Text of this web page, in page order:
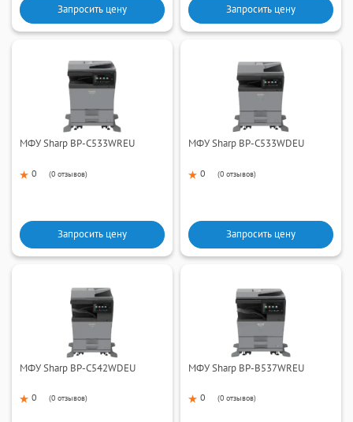
Запросить цену Запросить цену
МФУ Sharp BP-C533WREU
0 (0 отзывов)
Запросить цену
МФУ Sharp BP-C533WDEU
0 (0 отзывов)
Запросить цену
МФУ Sharp BP-C542WDEU
0 (0 отзывов)
МФУ Sharp BP-B537WREU
0 (0 отзывов)